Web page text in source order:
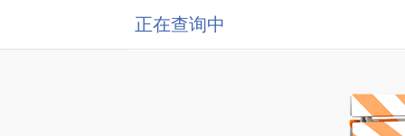
正在查询中